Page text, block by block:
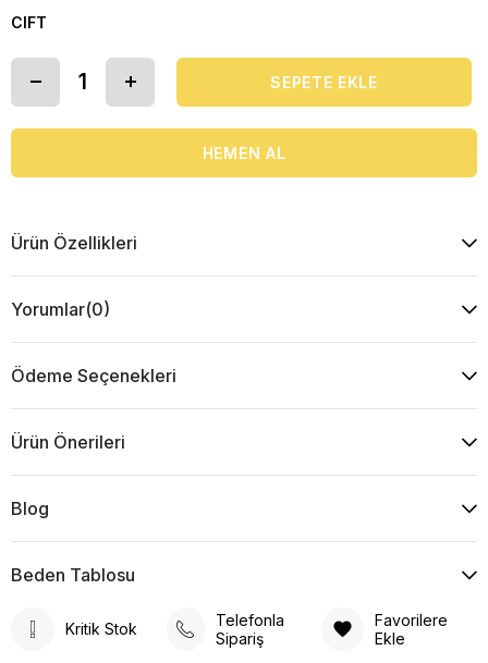
CIFT
Ürün Özellikleri
Yorumlar(0)
Ödeme Seçenekleri
Ürün Önerileri
Blog
Beden Tablosu
Kritik Stok
Telefonla
Sipariş
Favorilere
Ekle